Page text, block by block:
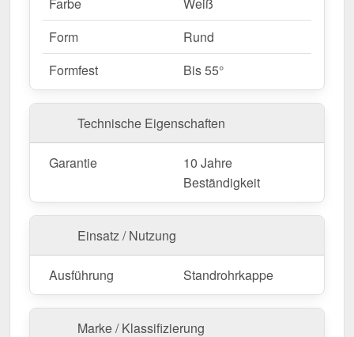
Farbe
Weiß
Form
Rund
Formfest
Bis 55°
Technische Eigenschaften
Garantie
10 Jahre
Beständigkeit
Einsatz / Nutzung
Ausführung Standrohrkappe
Marke / Klassifizierung